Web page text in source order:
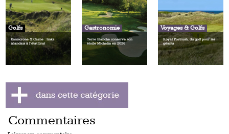
Golfs
Enniscrone & Carne : links
irlandais à l’état brut
Gastronomie
Terre Blanche conserve son
étoile Michelin en 2026
Voyages & Golfs
Royal Portrush, du golf pour les
géants
Commentaires